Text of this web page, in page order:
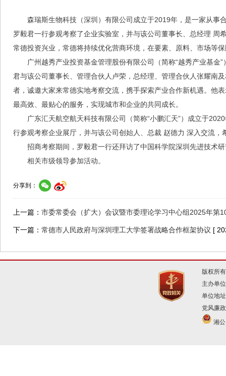
森瑞斯生物科技（深圳）有限公司成立于2019年，是一家从事
罗毅君一行参观考察了企业实验室，并与该公司董事长、总经理
常德投资兴业，常德将持续优化营商环境，在要素、原料、市场等
广州越秀产业投资基金管理股份有限公司（简称“越秀产业基
君与该公司董事长、管理合伙人卢荣，总经理、管理合伙人张耀南
者，诚邀大家来常德实地考察交流，携手探索产业合作新机遇。他
最高效、最贴心的服务，实现城市和企业的共同成长。
广东汇天航空航天科技有限公司（简称“小鹏汇天”）成立于
行参观考察企业展厅，并与该公司创始人、总裁 赵德力 深入交流
招商考察期间，罗毅君一行还拜访了中国科学院深圳先进技术
相关市级领导参加活动。
分享到：
上一篇： 市委常委会（扩大）会议暨市委理论学习中心组2025年第
下一篇： 常德市人民政府与深圳理工大学签署战略合作框架协议 [
版权所
主办单
单位地
党风廉
湘